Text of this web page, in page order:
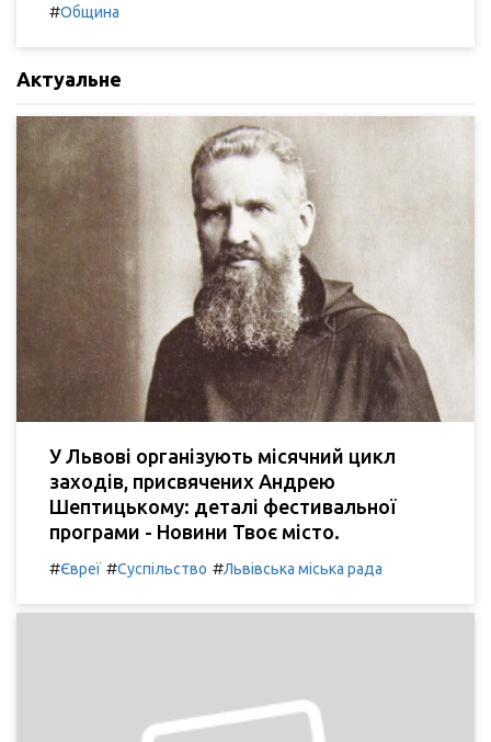
#Община
Актуальне
У Львові організують місячний цикл
заходів, присвячених Андрею
Шептицькому: деталі фестивальної
програми - Новини Твоє місто.
#Євреї #Суспільство #Львівська міська рада